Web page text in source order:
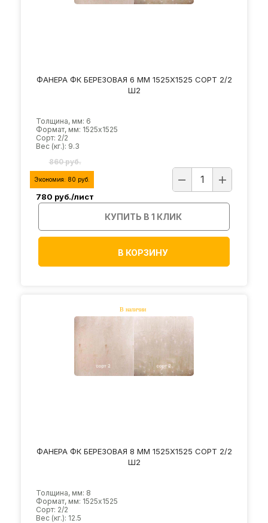
ФАНЕРА ФК БЕРЕЗОВАЯ 6 ММ 1525Х1525 СОРТ 2/2
Ш2
Толщина, мм: 6
Формат, мм: 1525х1525
Сорт: 2/2
Вес (кг.): 9.3
860 руб.
Экономия: 80 руб.
780 руб./лист
КУПИТЬ В 1 КЛИК
В КОРЗИНУ
ФАНЕРА ФК БЕРЕЗОВАЯ 8 ММ 1525Х1525 СОРТ 2/2
Ш2
Толщина, мм: 8
Формат, мм: 1525х1525
Сорт: 2/2
Вес (кг.): 12.5